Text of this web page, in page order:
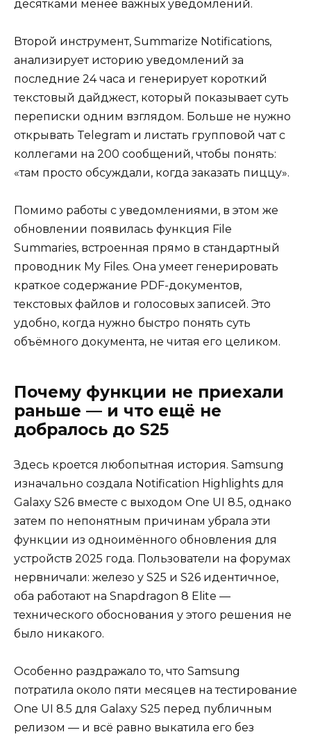
десятками менее важных уведомлений.
Второй инструмент, Summarize Notifications,
анализирует историю уведомлений за
последние 24 часа и генерирует короткий
текстовый дайджест, который показывает суть
переписки одним взглядом. Больше не нужно
открывать Telegram и листать групповой чат с
коллегами на 200 сообщений, чтобы понять:
«там просто обсуждали, когда заказать пиццу».
Помимо работы с уведомлениями, в этом же
обновлении появилась функция File
Summaries, встроенная прямо в стандартный
проводник My Files. Она умеет генерировать
краткое содержание PDF-документов,
текстовых файлов и голосовых записей. Это
удобно, когда нужно быстро понять суть
объёмного документа, не читая его целиком.
Почему функции не приехали
раньше — и что ещё не
добралось до S25
Здесь кроется любопытная история. Samsung
изначально создала Notification Highlights для
Galaxy S26 вместе с выходом One UI 8.5, однако
затем по непонятным причинам убрала эти
функции из одноимённого обновления для
устройств 2025 года. Пользователи на форумах
нервничали: железо у S25 и S26 идентичное,
оба работают на Snapdragon 8 Elite —
технического обоснования у этого решения не
было никакого.
Особенно раздражало то, что Samsung
потратила около пяти месяцев на тестирование
One UI 8.5 для Galaxy S25 перед публичным
релизом — и всё равно выкатила его без